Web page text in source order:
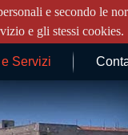
e secondo le
e gli stessi cookies.
Servizi